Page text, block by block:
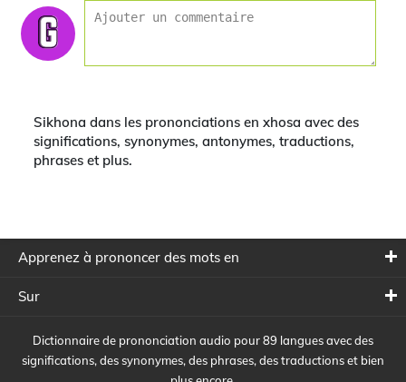
Sikhona dans les prononciations en xhosa avec des
significations, synonymes, antonymes, traductions,
phrases et plus.
Apprenez à prononcer des mots en
Sur
Dictionnaire de prononciation audio pour 89 langues avec des
significations, des synonymes, des phrases, des traductions et bien